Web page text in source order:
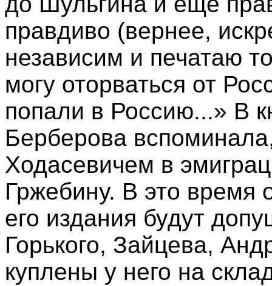
правдиво (вернее,
независим и печатаю
могу оторваться от
попали в Россию...» В
Берберова
Ходасевичем в
Гржебину. В это
его издания будут
Горького, Зайцева,
куплены у него на